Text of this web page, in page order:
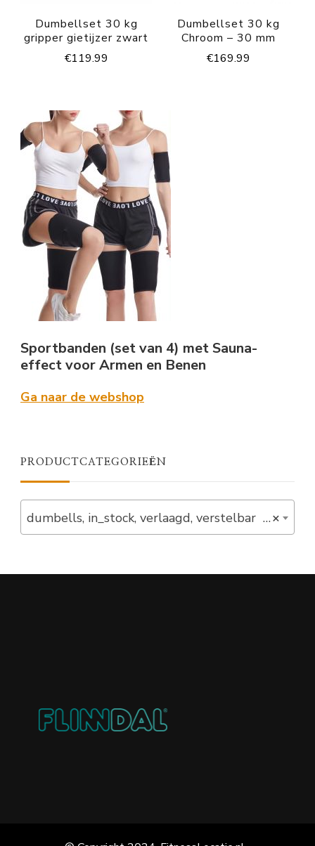
Dumbellset 30 kg
gripper gietijzer zwart
€119.99
Dumbellset 30 kg
Chroom – 30 mm
€169.99
Sportbanden (set van 4) met Sauna-
effect voor Armen en Benen
Ga naar de webshop
PRODUCTCATEGORIEËN
×
dumbells, in_stock, verlaagd, verstelbar (7)